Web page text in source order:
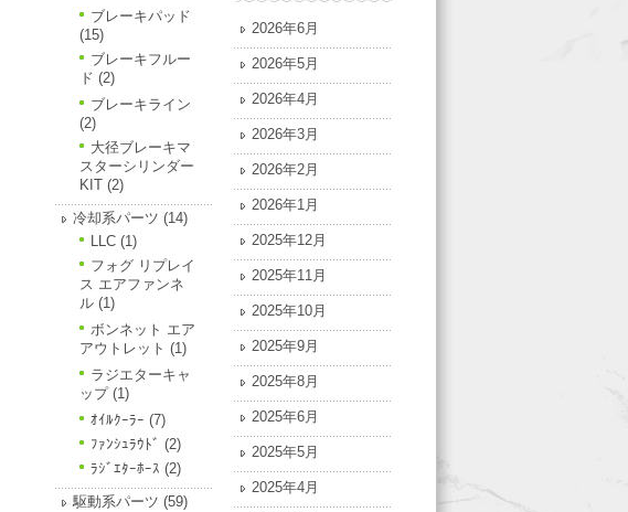
ブレーキパッド
(15)
ブレーキフルー
ド (2)
ブレーキライン
(2)
大径ブレーキマ
スターシリンダー
KIT (2)
冷却系パーツ (14)
LLC (1)
フォグ リプレイ
ス エアファンネ
ル (1)
ボンネット エア
アウトレット (1)
ラジエターキャ
ップ(1)
ｵｲﾙｸｰﾗｰ (7)
ﾌｧﾝｼｭﾗｳﾄﾞ (2)
ﾗｼﾞｴﾀｰﾎｰｽ (2)
駆動系パーツ (59)
2026年6月
2026年5月
2026年4月
2026年3月
2026年2月
2026年1月
2025年12月
2025年11月
2025年10月
2025年9月
2025年8月
2025年6月
2025年5月
2025年4月